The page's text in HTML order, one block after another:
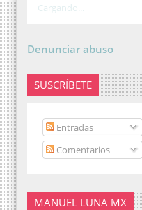
Cargando...
Denunciar abuso
SUSCRÍBETE
Entradas
Comentarios
MANUEL LUNA MX